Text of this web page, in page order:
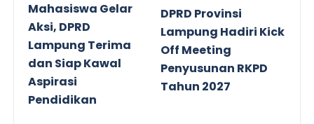
Mahasiswa Gelar
Aksi, DPRD
Lampung Terima
dan Siap Kawal
Aspirasi
Pendidikan
DPRD Provinsi
Lampung Hadiri Kick
Off Meeting
Penyusunan RKPD
Tahun 2027